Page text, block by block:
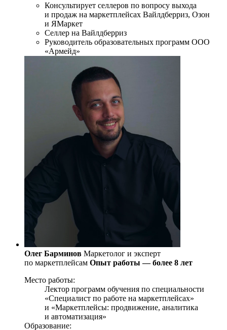
Консультирует селлеров по вопросу выхода
и продаж на маркетплейсах Вайлдберриз, Озон
и ЯМаркет
Селлер на Вайлдберриз
Руководитель образовательных программ ООО
«Армейд»
Олег Барминов Маркетолог и эксперт
по маркетплейсам Опыт работы — более 8 лет
Место работы:
Лектор программ обучения по специальности
«Специалист по работе на маркетплейсах»
и «Маркетплейсы: продвижение, аналитика
и автоматизация»
Образование: